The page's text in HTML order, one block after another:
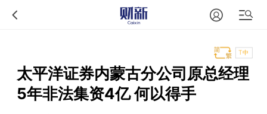
T中
太平洋证券内蒙古分公司原总经理
5年非法集资4亿 何以得手